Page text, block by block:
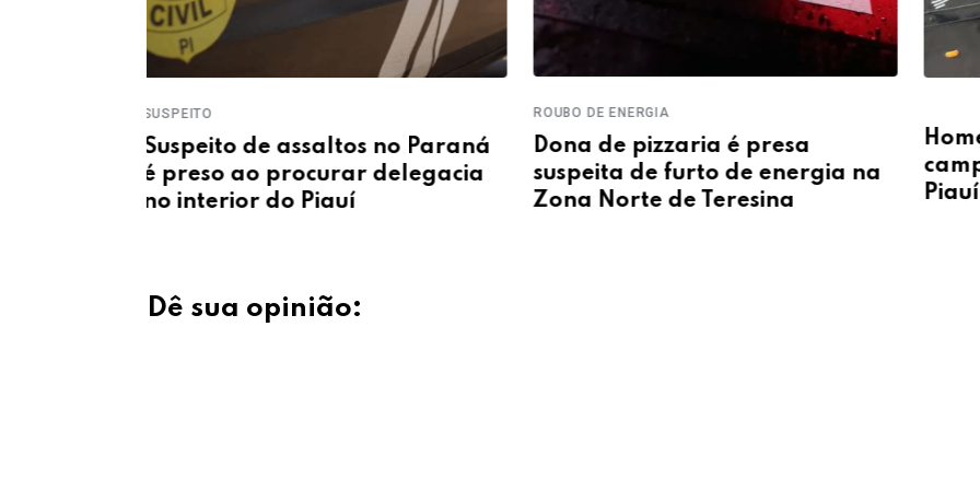
ROUBO DE ENERGIA
Dona de pizzaria é presa
suspeita de furto de energia na
Zona Norte de Teresina
Homem é encontrado morto em
campo de futebol no interior do
Piauí
em
Dê sua opinião: